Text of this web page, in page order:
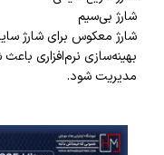
شارژ بی‌سیم
شارژ معکوس برای شارژ
بهینه‌سازی نرم‌افزاری
مدیریت شود.